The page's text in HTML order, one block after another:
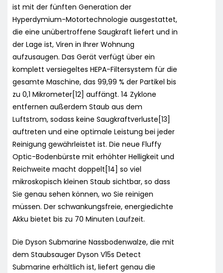
ist mit der fünften Generation der
Hyperdymium-Motortechnologie ausgestattet,
die eine unübertroffene Saugkraft liefert und in
der Lage ist, Viren in Ihrer Wohnung
aufzusaugen. Das Gerät verfügt über ein
komplett versiegeltes HEPA-Filtersystem für die
gesamte Maschine, das 99,99 % der Partikel bis
zu 0,1 Mikrometer[12] auffängt. 14 Zyklone
entfernen außerdem Staub aus dem
Luftstrom, sodass keine Saugkraftverluste[13]
auftreten und eine optimale Leistung bei jeder
Reinigung gewährleistet ist. Die neue Fluffy
Optic-Bodenbürste mit erhöhter Helligkeit und
Reichweite macht doppelt[14] so viel
mikroskopisch kleinen Staub sichtbar, so dass
Sie genau sehen können, wo Sie reinigen
müssen. Der schwankungsfreie, energiedichte
Akku bietet bis zu 70 Minuten Laufzeit.
Die Dyson Submarine Nassbodenwalze, die mit
dem Staubsauger Dyson V15s Detect
Submarine erhältlich ist, liefert genau die